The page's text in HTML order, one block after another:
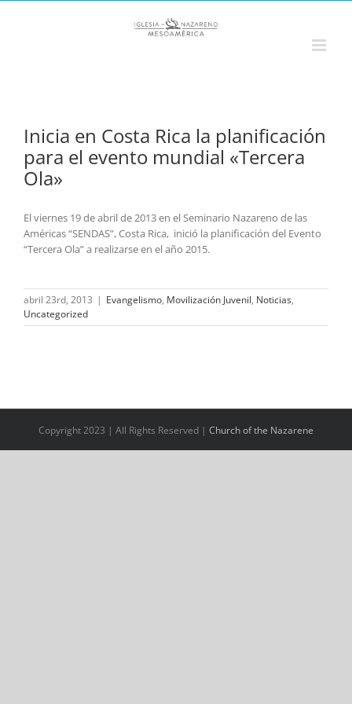
Inicia en Costa Rica la planificación
para el evento mundial «Tercera
Ola»
El viernes 19 de abril de 2013 en el Seminario Nazareno de las
Américas “SENDAS”, Costa Rica, inició la planificación del Evento
“Tercera Ola” a realizarse en el año 2015.
abril 23rd, 2013 | Evangelismo, Movilización Juvenil, Noticias,
Uncategorized
Copyright 2023 | All Rights Reserved | Church of the Nazarene